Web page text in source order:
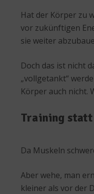
Hat der Körper zu
vor zukünftigen
sie weiter
Doch das ist nicht
„vollgetankt“
Körper auch nicht.
Training
Da Muskeln
Aber wehe, man
kleiner als vor der